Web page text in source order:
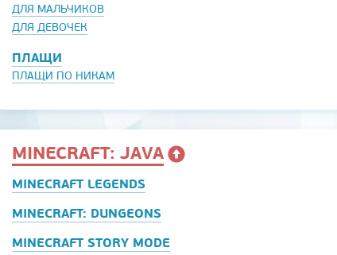
ДЛЯ МАЛЬЧИКОВ
ДЛЯ ДЕВОЧЕК
ПЛАЩИ
ПЛАЩИ ПО НИКАМ
MINECRAFT: JAVA
MINECRAFT LEGENDS
MINECRAFT: DUNGEONS
MINECRAFT STORY MODE